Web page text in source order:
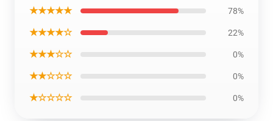
★★★★★ 78%
★★★★☆ 22%
★★★☆☆ 0%
★★☆☆☆ 0%
★☆☆☆☆ 0%